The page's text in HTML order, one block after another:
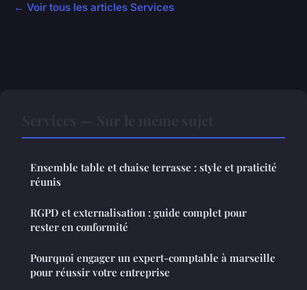
← Voir tous les articles Services
Ensemble table et chaise terrasse : style et praticité
réunis
RGPD et externalisation : guide complet pour
rester en conformité
Pourquoi engager un expert-comptable à marseille
pour réussir votre entreprise